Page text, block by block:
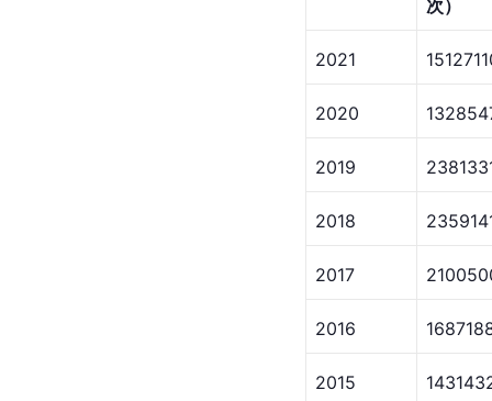
次）
2021
2020
2019
2018
2017
2016
2015